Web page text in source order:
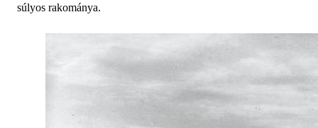
súlyos rakománya.